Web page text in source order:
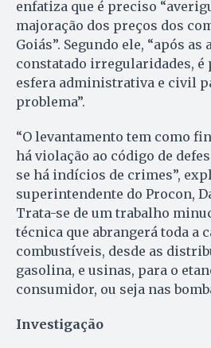
enfatiza que é preciso
majoração dos preços dos
Goiás”. Segundo ele, “após
constatado irregularidades, é
esfera administrativa e civil
problema”.
“O levantamento tem como
há violação ao código de
se há indícios de crimes”,
superintendente do Procon,
Trata-se de um trabalho
técnica que abrangerá toda a
combustíveis, desde as
gasolina, e usinas, para o
consumidor, ou seja nas
Investigação